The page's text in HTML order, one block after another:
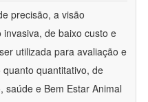
precisão, a visão
de baixo custo e
utilizada para avaliação e
quantitativo, de
saúde e Bem Estar Animal